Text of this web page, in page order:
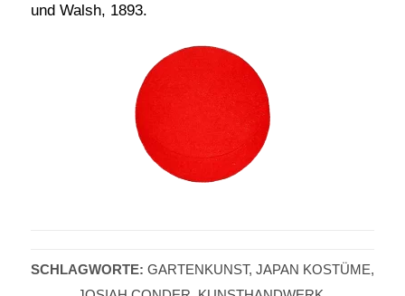
und Walsh, 1893.
SCHLAGWORTE: GARTENKUNST, JAPAN KOSTÜME,